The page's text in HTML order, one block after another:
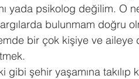
yada psikolog değilim. O
bulunmam doğru
bir çok kişiye ve
gibi şehir yaşamına takılıp